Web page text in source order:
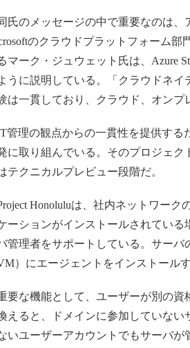
氏のメッセージの中で重要なのは、
のクラウドプラットフォーム
マーク・ジュウェット氏は、Azure
うに説明している。「クラウドネ
は一貫しており、クラウド、オンプ
理の観点からの一貫性を提供する
に取り組んでいる。そのプロジェク
テクニカルプレビュー段階だ。
Honoluluは、社内ネットワーク
ーションがインストールされてい
管理者をサポートしている。サー
VM）にエージェントをインストール
要な機能として、ユーザーが別の資
えると、ドメインに参加していな
いユーザーアカウントでもサーバ